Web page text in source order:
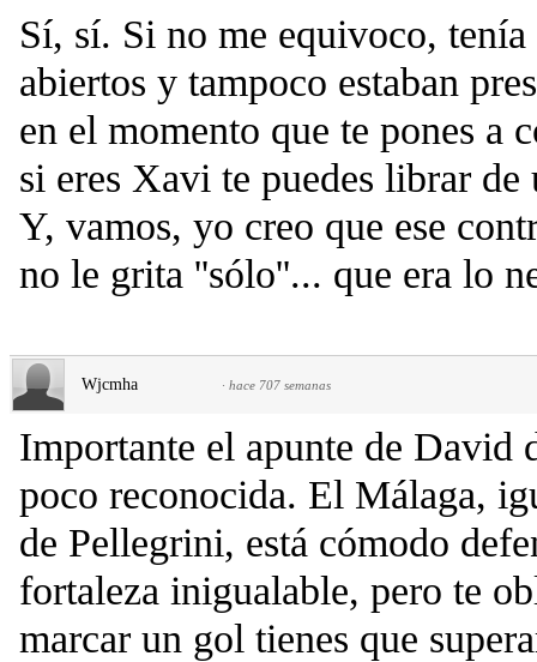
Sí, sí. Si no me equivoco, tenía
abiertos y tampoco estaban
en el momento que te pones a
si eres Xavi te puedes librar
Y, vamos, yo creo que ese
no le grita ''sólo''... que era lo
Wjcmha · hace 707 semanas
Importante el apunte de David
poco reconocida. El Málaga,
de Pellegrini, está cómodo
fortaleza inigualable, pero te
marcar un gol tienes que